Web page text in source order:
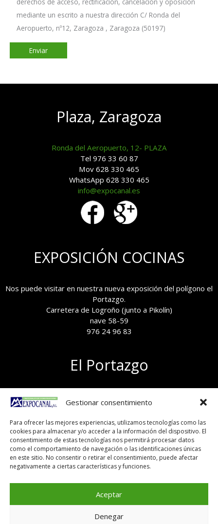
Gestionar consentimiento
Para ofrecer las mejores experiencias, utilizamos tecnologías como las
cookies para almacenar y/o acceder a la información del dispositivo. El
consentimiento de estas tecnologías nos permitirá procesar datos
como el comportamiento de navegación o las identificaciones únicas
en este sitio. No consentir o retirar el consentimiento, puede afectar
negativamente a ciertas características y funciones.
Aceptar
Denegar
mediante un escrito a nuestra dirección C/ Ronda del
Aeropuerto, nº12, Zaragoza , Zaragoza (50197)
Plaza, Zaragoza
Ronda del Aeropuerto, 12- PLAZA
Tel 976 33 60 87
Mov 628 330 465
WhatsApp 628 330 465
info@expocanal.es
EXPOSICIÓN COCINAS
Nos puede visitar en nuestra nueva exposición del polígono el
Portazgo.
Carretera de Logroño (junto a Pikolín)
nave 58-59
976 24 96 83
El Portazgo
Polígono el Portazgo, nave 59
50011 Zaragoza
Tel 976 24 96 83
exposicion@expocanal.es
Aviso Legal
Política de cookies